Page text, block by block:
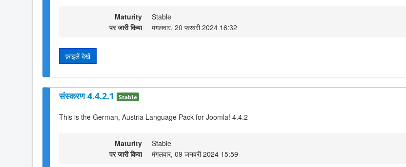
Maturity
Stable
पर जारी किया
मंगलवार, 20 फरवरी 2024 16:32
फ़ाइलें देखें
संस्करण 4.4.2.1 Stable
This is the German, Austria Language Pack for Joomla! 4.4.2
Maturity
Stable
पर जारी किया
मंगलवार, 09 जनवरी 2024 15:59